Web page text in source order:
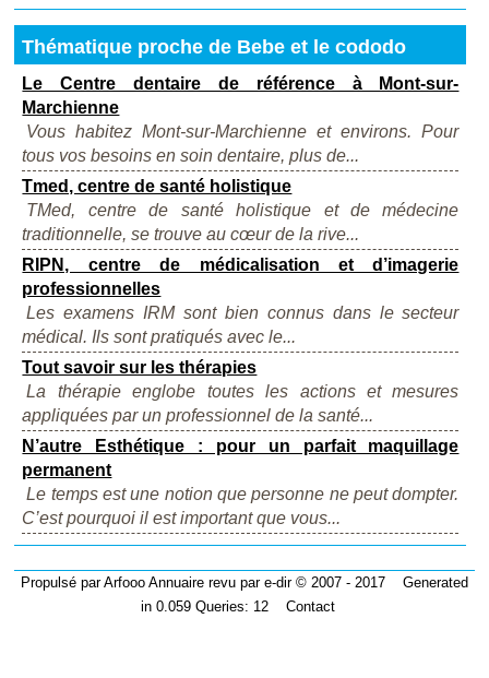
Thématique proche de Bebe et le cododo
Le Centre dentaire de référence à Mont-sur-
Marchienne
Vous habitez Mont-sur-Marchienne et environs. Pour
tous vos besoins en soin dentaire, plus de...
Tmed, centre de santé holistique
TMed, centre de santé holistique et de médecine
traditionnelle, se trouve au cœur de la rive...
RIPN, centre de médicalisation et d’imagerie
professionnelles
Les examens IRM sont bien connus dans le secteur
médical. Ils sont pratiqués avec le...
Tout savoir sur les thérapies
La thérapie englobe toutes les actions et mesures
appliquées par un professionnel de la santé...
N’autre Esthétique : pour un parfait maquillage
permanent
Le temps est une notion que personne ne peut dompter.
C’est pourquoi il est important que vous...
Propulsé parArfooo Annuairerevu par e-dir© 2007 - 2017 Generated
in 0.059 Queries: 12 Contact